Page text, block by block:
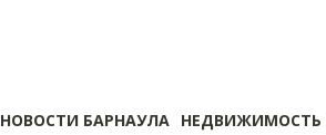
НОВОСТИ БАРНАУЛА НЕДВИЖИМОСТЬ